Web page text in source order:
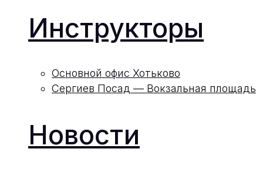
Инструкторы
Основной офис Хотьково
Сергиев Посад — Вокзальная площадь
Новости